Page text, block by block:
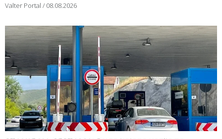
Valter Portal 08.08.2026